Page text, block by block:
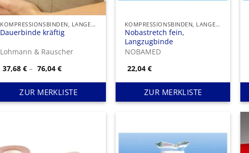
KOMPRESSIONSBINDEN, LANGER ZUG
Dauerbinde kräftig
Lohmann & Rauscher
37,68€ – 76,04€Preisspanne:
bis
76,04 €
ZUR MERKLISTE
KOMPRESSIONSBINDEN, LANGER ZUG
Nobastretch fein,
Langzugbinde
NOBAMED
22,04 €
ZUR MERKLISTE